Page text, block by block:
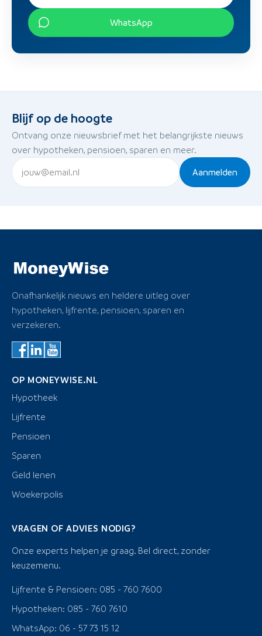
WhatsApp
Blijf op de hoogte
Ontvang onze nieuwsbrief met het belangrijkste nieuws
over hypotheken, pensioen, sparen en meer.
Aanmelden
Onafhankelijk nieuws en heldere uitleg over
hypotheken, lijfrente, pensioen, sparen en
verzekeren.
OP MONEYWISE.NL
Hypotheek
Lijfrente
Pensioen
Sparen
Geld lenen
Woekerpolis
VRAGEN OF ADVIES NODIG?
Onze experts helpen je graag. Bel direct, zonder
keuzemenu.
Lijfrente & Pensioen: 085 - 760 7600
Hypotheken: 085 - 760 7610
WhatsApp: 06 - 57 73 15 12